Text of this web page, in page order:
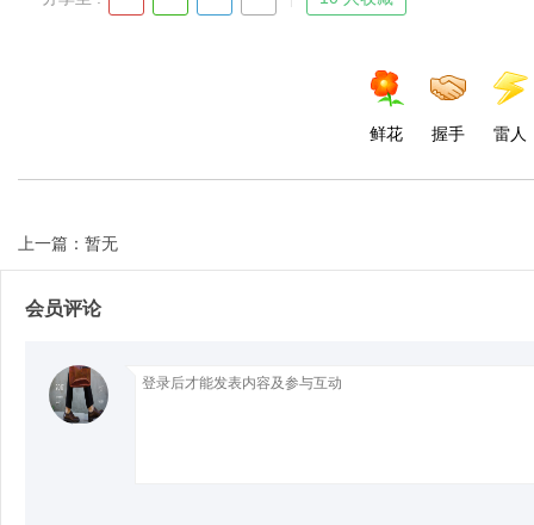
d
鲜花 握手 雷人
上一篇：暂无
会员评论